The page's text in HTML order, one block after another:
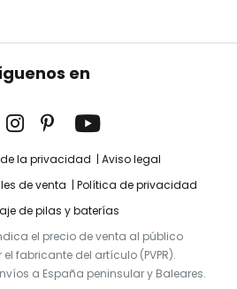
en
la privacidad
Aviso legal
de venta
Política de privacidad
de pilas y baterías
el precio de venta al público
fabricante del artículo (PVPR).
a España peninsular y Baleares.